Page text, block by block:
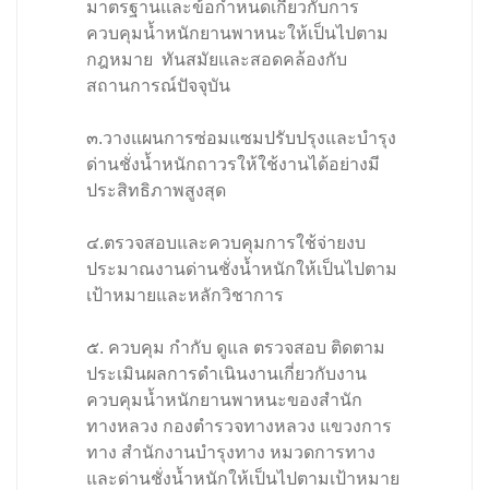
มาตรฐานและข้อกำหนดเกี่ยวกับการ
ควบคุมน้ำหนักยานพาหนะให้เป็นไปตาม
กฎหมาย ทันสมัยและสอดคล้องกับ
สถานการณ์ปัจจุบัน
๓.วางแผนการซ่อมแซมปรับปรุงและบำรุง
ด่านชั่งน้ำหนักถาวรให้ใช้งานได้อย่างมี
ประสิทธิภาพสูงสุด
๔.ตรวจสอบและควบคุมการใช้จ่ายงบ
ประมาณงานด่านชั่งน้ำหนักให้เป็นไปตาม
เป้าหมายและหลักวิชาการ
๕. ควบคุม กำกับ ดูแล ตรวจสอบ ติดตาม
ประเมินผลการดำเนินงานเกี่ยวกับงาน
ควบคุมน้ำหนักยานพาหนะของสำนัก
ทางหลวง กองตำรวจทางหลวง แขวงการ
ทาง สำนักงานบำรุงทาง หมวดการทาง
และด่านชั่งน้ำหนักให้เป็นไปตามเป้าหมาย